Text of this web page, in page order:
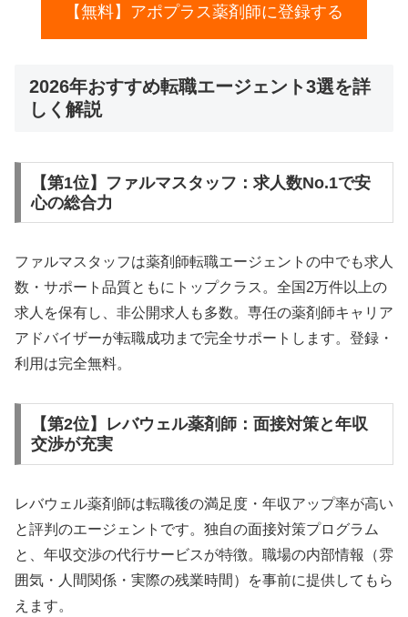
【無料】アポプラス薬剤師に登録する
2026年おすすめ転職エージェント3選を詳
しく解説
【第1位】ファルマスタッフ：求人数No.1で安
心の総合力
ファルマスタッフは薬剤師転職エージェントの中でも求人
数・サポート品質ともにトップクラス。全国2万件以上の
求人を保有し、非公開求人も多数。専任の薬剤師キャリア
アドバイザーが転職成功まで完全サポートします。登録・
利用は完全無料。
【第2位】レバウェル薬剤師：面接対策と年収
交渉が充実
レバウェル薬剤師は転職後の満足度・年収アップ率が高い
と評判のエージェントです。独自の面接対策プログラム
と、年収交渉の代行サービスが特徴。職場の内部情報（雰
囲気・人間関係・実際の残業時間）を事前に提供してもら
えます。